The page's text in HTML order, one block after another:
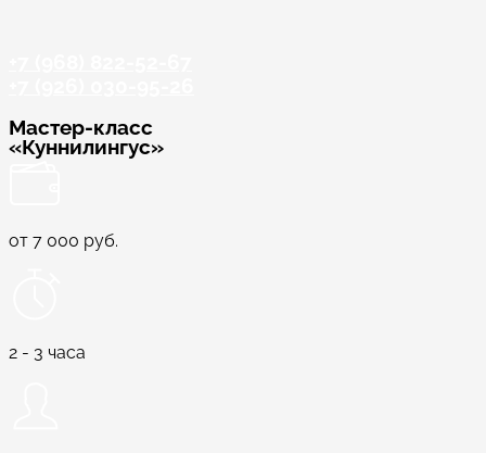
Мастер-класс
«Куннилингус»
от 7 000 руб.
2 - 3 часа